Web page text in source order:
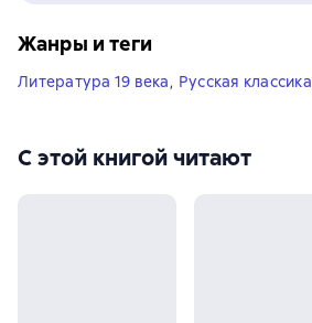
Жанры и теги
Литература 19 века, Русская классика
С этой книгой читают